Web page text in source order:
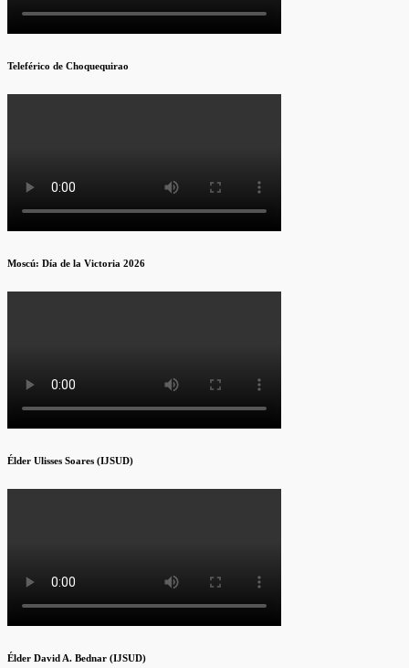
Teleférico de Choquequirao
Moscú: Día de la Victoria 2026
Élder Ulisses Soares (IJSUD)
Élder David A. Bednar (IJSUD)